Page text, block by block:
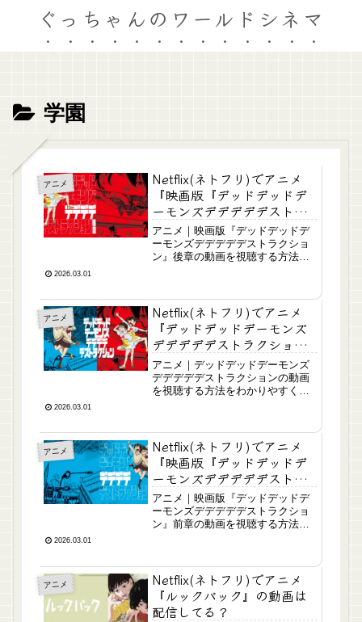
ぐっちゃんのワールドシネマ
学園
アニメ
Netflix(ネトフリ)でアニメ
『映画版『デッドデッドデ
ーモンズデデデデデストラ
クション』後章』の動画は
配信してる？
アニメ｜映画版『デッドデッドデ
ーモンズデデデデデストラクショ
ン』後章の動画を視聴する方法を
2026.03.01
アニメ
Netflix(ネトフリ)でアニメ
『デッドデッドデーモンズ
デデデデデストラクショ
ン』の動画は配信してる？
アニメ｜デッドデッドデーモンズ
デデデデデストラクションの動画
を視聴する方法をわかりやすく紹
2026.03.01
アニメ
Netflix(ネトフリ)でアニメ
『映画版『デッドデッドデ
ーモンズデデデデデストラ
クション』前章』の動画は
配信してる？
アニメ｜映画版『デッドデッドデ
ーモンズデデデデデストラクショ
ン』前章の動画を視聴する方法を
2026.03.01
アニメ
Netflix(ネトフリ)でアニメ
『ルックバック』の動画は
配信してる？